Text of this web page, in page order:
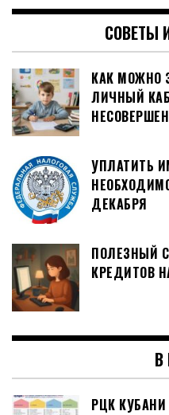
СОВЕТЫ
КАК МОЖНО
ЛИЧНЫЙ
УПЛАТИТЬ
ДЕКАБРЯ
ПОЛЕЗНЫЙ
КРЕДИТОВ
В
РЦК